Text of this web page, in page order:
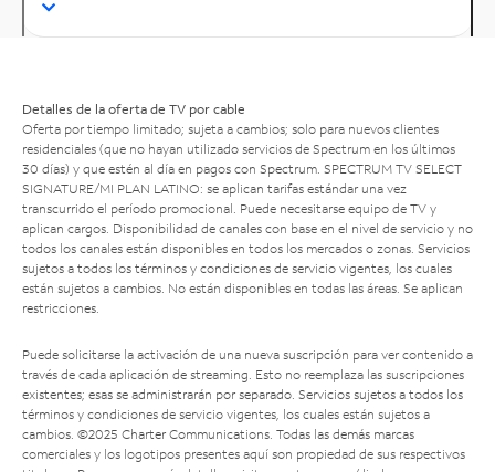
Detalles de la oferta de TV por cable
Oferta por tiempo limitado; sujeta a cambios; solo para nuevos clientes
residenciales (que no hayan utilizado servicios de Spectrum en los últimos
30 días) y que estén al día en pagos con Spectrum. SPECTRUM TV SELECT
SIGNATURE/MI PLAN LATINO: se aplican tarifas estándar una vez
transcurrido el período promocional. Puede necesitarse equipo de TV y
aplican cargos. Disponibilidad de canales con base en el nivel de servicio y no
todos los canales están disponibles en todos los mercados o zonas. Servicios
sujetos a todos los términos y condiciones de servicio vigentes, los cuales
están sujetos a cambios. No están disponibles en todas las áreas. Se aplican
restricciones.
Puede solicitarse la activación de una nueva suscripción para ver contenido a
través de cada aplicación de streaming. Esto no reemplaza las suscripciones
existentes; esas se administrarán por separado. Servicios sujetos a todos los
términos y condiciones de servicio vigentes, los cuales están sujetos a
cambios. ©2025 Charter Communications. Todas las demás marcas
comerciales y los logotipos presentes aquí son propiedad de sus respectivos